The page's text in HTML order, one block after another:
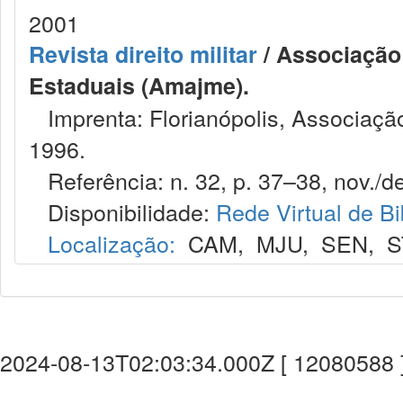
2001
Revista direito militar/
Estaduais (Amajme).
Imprenta: Florianópolis,
1996.
Referência: n. 32, p. 37–38, nov./
Disponibilidade: Rede Virtual de
Localização: CAM, MJU, SEN,
2024-08-13T02:03:34.000Z [ 12080588